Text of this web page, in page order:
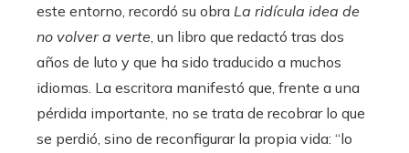
este entorno, recordó su obra La ridícula idea de
no volver a verte , un libro que redactó tras dos
años de luto y que ha sido traducido a muchos
idiomas. La escritora manifestó que, frente a una
pérdida importante, no se trata de recobrar lo que
se perdió, sino de reconfigurar la propia vida: “lo